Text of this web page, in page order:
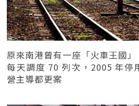
原來南港曾有一座「火車王國」
每天調度 70 列次，2005 年停
營主導都更案